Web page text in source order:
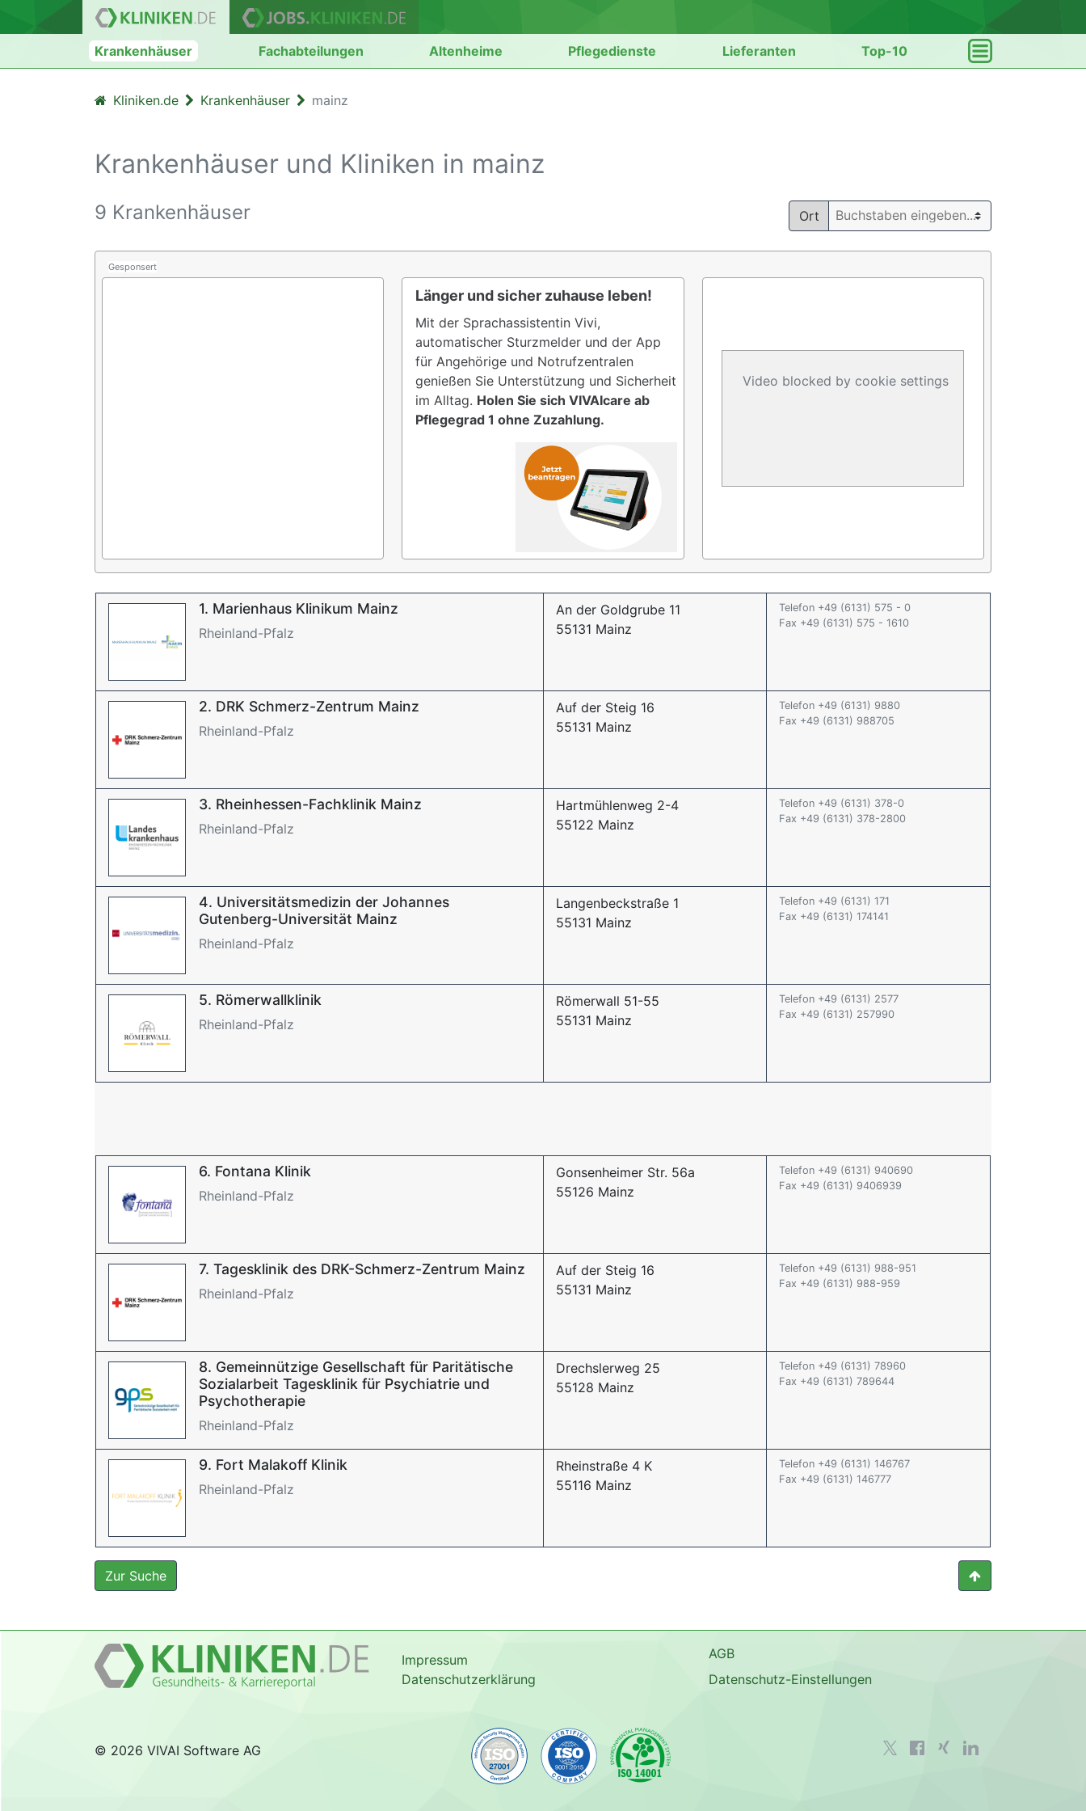
Krankenhäuser Fachabteilungen Altenheime Pflegedienste Lieferanten Top-10
Kliniken.de Krankenhäuser mainz
Krankenhäuser und Kliniken in mainz
9 Krankenhäuser Ort
Gesponsert
Länger und sicher zuhause leben!
Mit der Sprachassistentin Vivi,
automatischer Sturzmelder und der App
für Angehörige und Notrufzentralen
genießen Sie Unterstützung und Sicherheit
im Alltag. Holen Sie sich VIVAIcare ab
Pflegegrad 1 ohne Zuzahlung.
Video blocked by cookie settings
1. Marienhaus Klinikum Mainz
Rheinland-Pfalz
An der Goldgrube 11
55131 Mainz
Telefon +49 (6131) 575 - 0
Fax +49 (6131) 575 - 1610
2. DRK Schmerz-Zentrum Mainz
Rheinland-Pfalz
Auf der Steig 16
55131 Mainz
Telefon +49 (6131) 9880
Fax +49 (6131) 988705
3. Rheinhessen-Fachklinik Mainz
Rheinland-Pfalz
Hartmühlenweg 2-4
55122 Mainz
Telefon +49 (6131) 378-0
Fax +49 (6131) 378-2800
4. Universitätsmedizin der Johannes
Gutenberg-Universität Mainz
Rheinland-Pfalz
Langenbeckstraße 1
55131 Mainz
Telefon +49 (6131) 171
Fax +49 (6131) 174141
5. Römerwallklinik
Rheinland-Pfalz
Römerwall 51-55
55131 Mainz
Telefon +49 (6131) 2577
Fax +49 (6131) 257990
6. Fontana Klinik
Rheinland-Pfalz
Gonsenheimer Str. 56a
55126 Mainz
Telefon +49 (6131) 940690
Fax +49 (6131) 9406939
7. Tagesklinik des DRK-Schmerz-Zentrum Mainz
Rheinland-Pfalz
Auf der Steig 16
55131 Mainz
Telefon +49 (6131) 988-951
Fax +49 (6131) 988-959
8. Gemeinnützige Gesellschaft für Paritätische
Sozialarbeit Tagesklinik für Psychiatrie und
Psychotherapie
Rheinland-Pfalz
Drechslerweg 25
55128 Mainz
Telefon +49 (6131) 78960
Fax +49 (6131) 789644
9. Fort Malakoff Klinik
Rheinland-Pfalz
Rheinstraße 4 K
55116 Mainz
Telefon +49 (6131) 146767
Fax +49 (6131) 146777
Zur Suche
Impressum
Datenschutzerklärung
AGB
Datenschutz-Einstellungen
© 2026 VIVAI Software AG